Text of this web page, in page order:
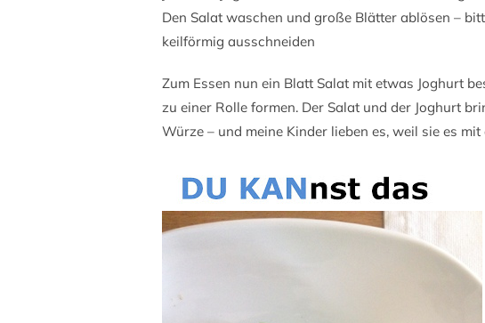
Den Salat waschen und große Blätter ablösen –
keilförmig ausschneiden
Zum Essen nun ein Blatt Salat mit etwas Joghurt
zu einer Rolle formen. Der Salat und der Joghurt
Würze – und meine Kinder lieben es, weil sie es